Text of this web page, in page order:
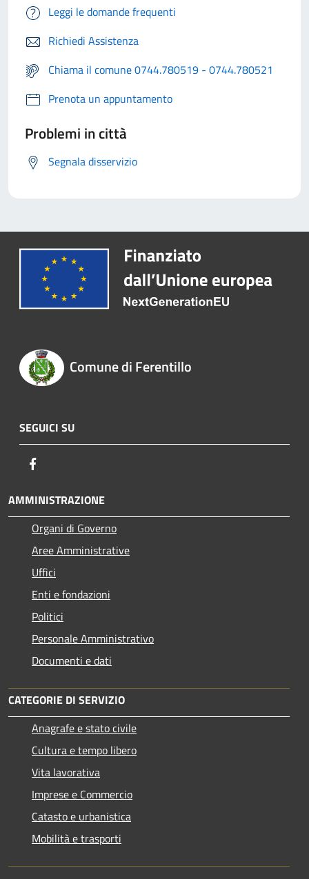
Leggi le domande frequenti
Richiedi Assistenza
Chiama il comune 0744.780519 - 0744.780521
Prenota un appuntamento
Problemi in città
Segnala disservizio
Comune di Ferentillo
SEGUICI SU
AMMINISTRAZIONE
Organi di Governo
Aree Amministrative
Uffici
Enti e fondazioni
Politici
Personale Amministrativo
Documenti e dati
CATEGORIE DI SERVIZIO
Anagrafe e stato civile
Cultura e tempo libero
Vita lavorativa
Imprese e Commercio
Catasto e urbanistica
Mobilità e trasporti